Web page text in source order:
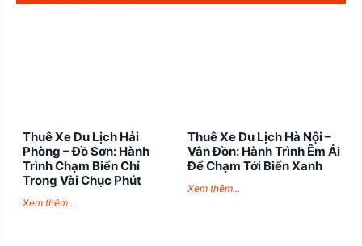
Thuê Xe Du Lịch Hải
Phòng – Đồ Sơn: Hành
Trình Chạm Biển Chỉ
Trong Vài Chục Phút
Xem thêm...
Thuê Xe Du Lịch Hà Nội –
Vân Đồn: Hành Trình Êm Ái
Để Chạm Tới Biển Xanh
Xem thêm...